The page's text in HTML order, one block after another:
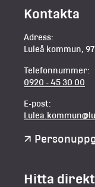
Kontakta
Adress:
Luleå kommun,
Telefonnummer:
0920 - 45 30 00
E-post:
Hitta direkt